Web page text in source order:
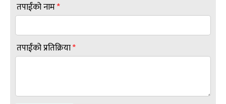
तपाईंको नाम*
तपाईंको प्रतिक्रिया*